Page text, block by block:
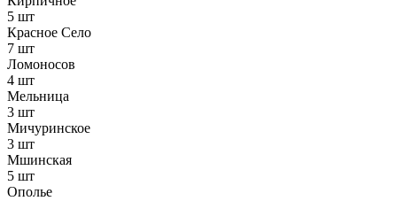
5 шт
Красное Село
7 шт
Ломоносов
4 шт
Мельница
3 шт
Мичуринское
3 шт
Мшинская
5 шт
Ополье